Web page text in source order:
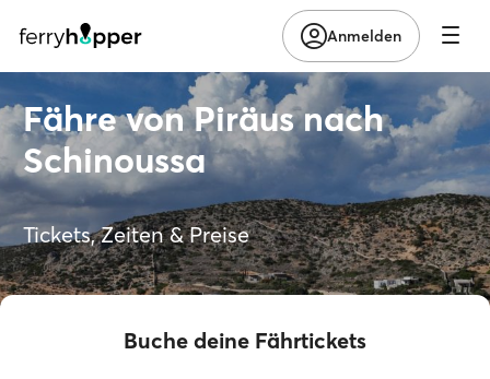
Anmelden
Fähre von Piräus nach
Schinoussa
Tickets, Zeiten & Preise
Buche deine Fährtickets